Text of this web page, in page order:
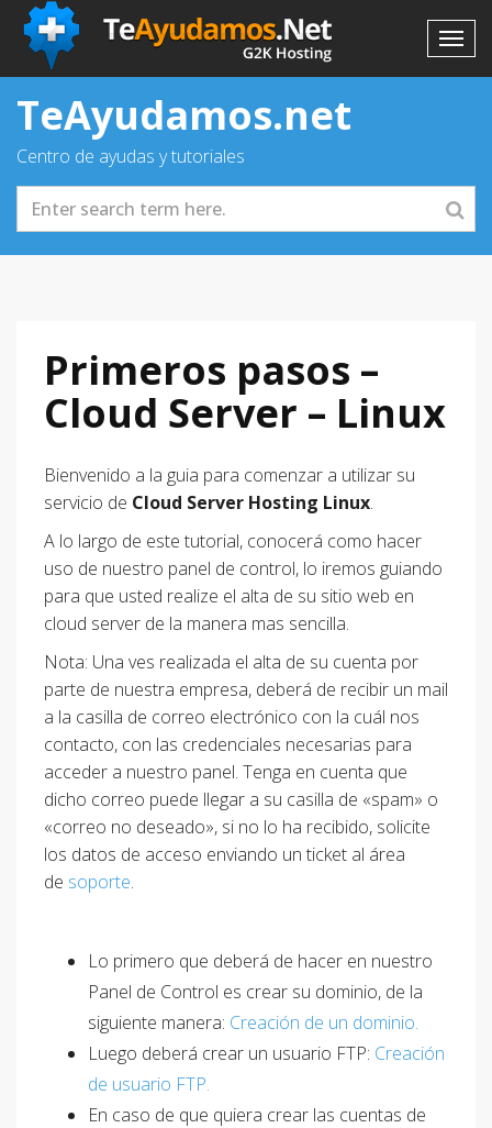
TeAyudamos.net
Centro de ayudas y tutoriales
Primeros pasos –
Cloud Server – Linux
Bienvenido a la guia para comenzar a utilizar su
servicio de Cloud Server Hosting Linux.
A lo largo de este tutorial, conocerá como hacer
uso de nuestro panel de control, lo iremos guiando
para que usted realize el alta de su sitio web en
cloud server de la manera mas sencilla.
Nota: Una ves realizada el alta de su cuenta por
parte de nuestra empresa, deberá de recibir un mail
a la casilla de correo electrónico con la cuál nos
contacto, con las credenciales necesarias para
acceder a nuestro panel. Tenga en cuenta que
dicho correo puede llegar a su casilla de «spam» o
«correo no deseado», si no lo ha recibido, solicite
los datos de acceso enviando un ticket al área
de soporte.
Lo primero que deberá de hacer en nuestro
Panel de Control es crear su dominio, de la
siguiente manera: Creación de un dominio.
Luego deberá crear un usuario FTP: Creación
de usuario FTP.
En caso de que quiera crear las cuentas de